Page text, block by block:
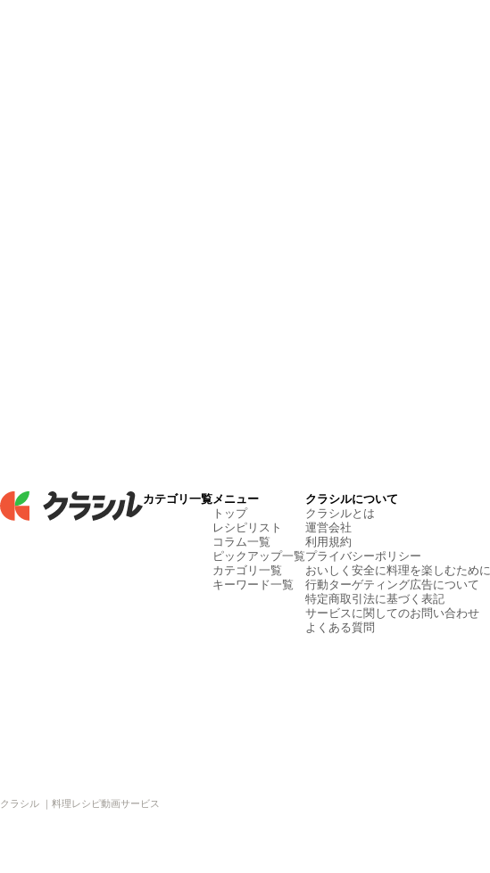
カテゴリ一覧メニュー
トップ
レシピリスト
コラム一覧
ピックアップ一覧
カテゴリ一覧
キーワード一覧
クラシルについて
クラシルとは
運営会社
利用規約
プライバシーポリシー
おいしく安全に料理を楽しむために
行動ターゲティング広告について
特定商取引法に基づく表記
サービスに関してのお問い合わせ
よくある質問
クラシル ｜料理レシピ動画サービス